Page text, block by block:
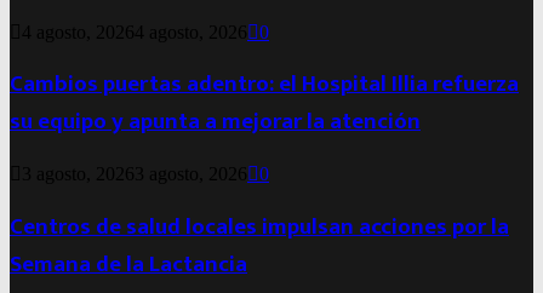
4 agosto, 20264 agosto, 2026 0
Cambios puertas adentro: el Hospital Illia refuerza
su equipo y apunta a mejorar la atención
3 agosto, 2026 3 agosto, 2026 0
Centros de salud locales impulsan acciones por la
Semana de la Lactancia